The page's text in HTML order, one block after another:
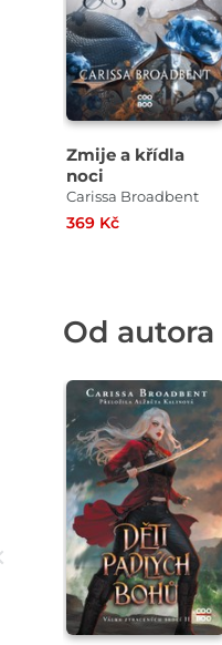
Zmije a křídla
noci
Carissa Broadbent
369 Kč
Od autora